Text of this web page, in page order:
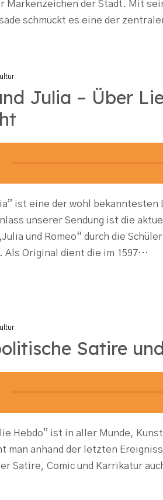
Markenzeichen der Stadt. Mit
schmückt es eine der
Julia – Über
ist eine der wohl
unserer Sendung ist die
und Romeo“ durch die
Als Original dient die im 1597…
Satire
Hebdo” ist in aller Munde,
man anhand der letzten
Satire, Comic und Karrikatur